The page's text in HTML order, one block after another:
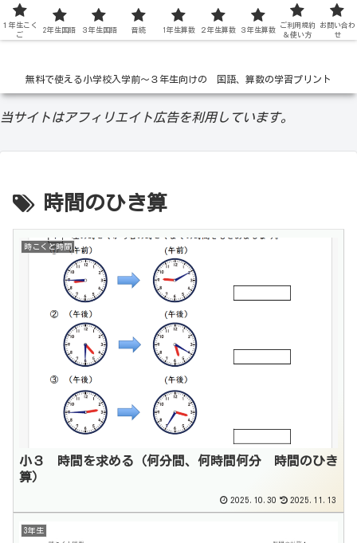
低学年の無料学習ドリル
無料で使える小学校入学前〜３年生向けの 国語、算数の学習プリント
当サイトはアフィリエイト広告を利用しています。
時間のひき算
時こくと時間
小３ 時間を求める（何分間、何時間何分 時間のひき
算）
2025.10.30 2025.11.13
3年生
１年生こく
ご
2年生国語 ３年生国語 音読 1年生算数 ２年生算数 ３年生算数
ご利用規約
＆使い方
お問い合わ
せ